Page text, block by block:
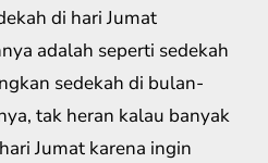
di hari Jumat
adalah seperti sedekah
sedekah di bulan-
tak heran kalau banyak
Jumat karena ingin